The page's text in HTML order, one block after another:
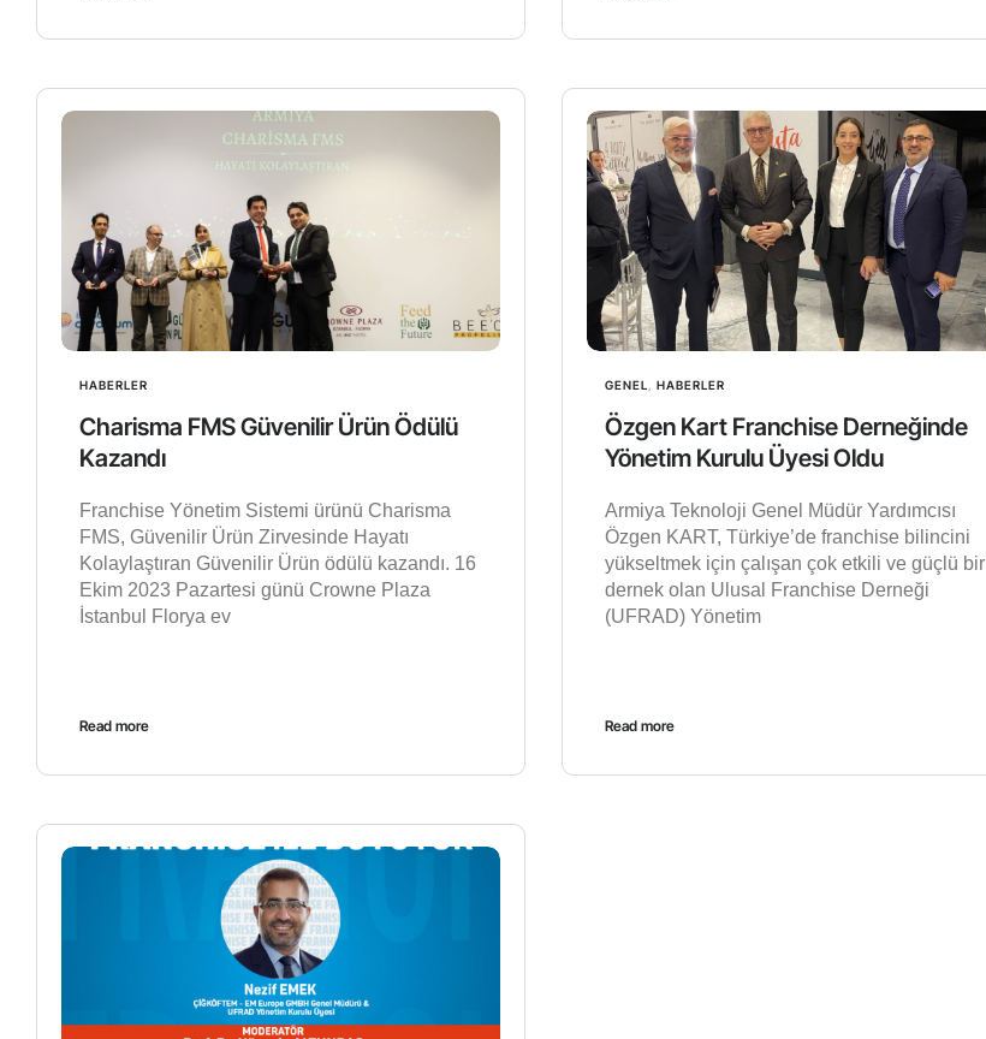
HABERLER
Charisma FMS Güvenilir Ürün Ödülü
Kazandı
Franchise Yönetim Sistemi ürünü Charisma
FMS, Güvenilir Ürün Zirvesinde Hayatı
Kolaylaştıran Güvenilir Ürün ödülü kazandı. 16
Ekim 2023 Pazartesi günü Crowne Plaza
İstanbul Florya ev
Read more
GENEL HABERLER
Özgen Kart Franchise Derneğinde
Yönetim Kurulu Üyesi Oldu
Armiya Teknoloji Genel Müdür Yardımcısı
Özgen KART, Türkiye’de franchise bilincini
yükseltmek için çalışan çok etkili ve güçlü bir
dernek olan Ulusal Franchise Derneği
(UFRAD) Yönetim
Read more